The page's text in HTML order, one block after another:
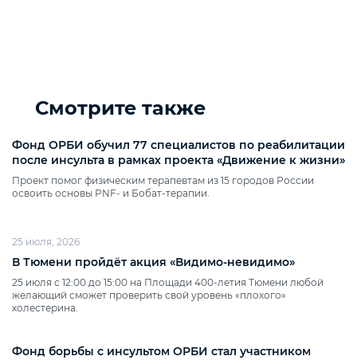
Смотрите также
Фонд ОРБИ обучил 77 специалистов по реабилитации
после инсульта в рамках проекта «Движение к жизни»
Проект помог физическим терапевтам из 15 городов России
освоить основы PNF‑ и Бобат‑терапии.
25 июля, 2026
В Тюмени пройдёт акция «Видимо‑невидимо»
25 июля с 12:00 до 15:00 на Площади 400‑летия Тюмени любой
желающий сможет проверить свой уровень «плохого»
холестерина.
Фонд борьбы с инсультом ОРБИ стал участником